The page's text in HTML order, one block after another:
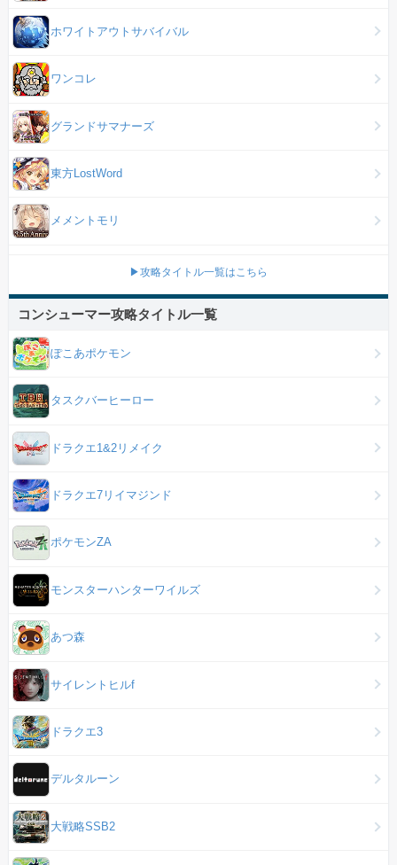
ホワイトアウトサバイバル
ワンコレ
グランドサマナーズ
東方LostWord
メメントモリ
▶攻略タイトル一覧はこちら
コンシューマー攻略タイトル一覧
ぽこあポケモン
タスクバーヒーロー
ドラクエ1&2リメイク
ドラクエ7リイマジンド
ポケモンZA
モンスターハンターワイルズ
あつ森
サイレントヒルf
ドラクエ3
デルタルーン
大戦略SSB2